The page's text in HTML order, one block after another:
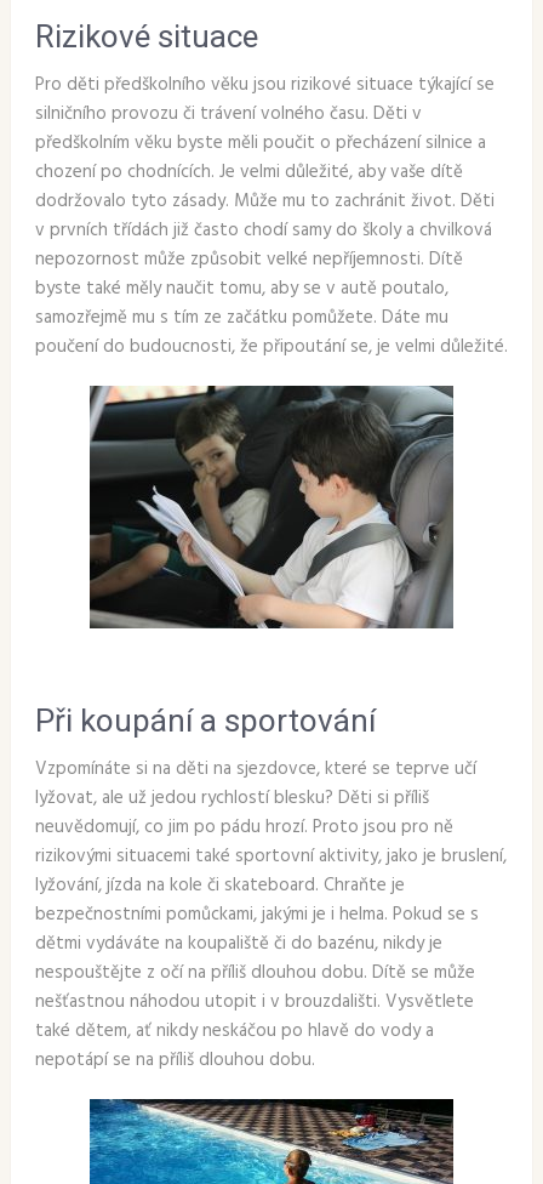
Rizikové situace
Pro děti předškolního věku jsou rizikové situace týkající se
silničního provozu či trávení volného času. Děti v
předškolním věku byste měli poučit o přecházení silnice a
chození po chodnících. Je velmi důležité, aby vaše dítě
dodržovalo tyto zásady. Může mu to zachránit život. Děti
v prvních třídách již často chodí samy do školy a chvilková
nepozornost může způsobit velké nepříjemnosti. Dítě
byste také měly naučit tomu, aby se v autě poutalo,
samozřejmě mu s tím ze začátku pomůžete. Dáte mu
poučení do budoucnosti, že připoutání se, je velmi důležité.
Při koupání a sportování
Vzpomínáte si na děti na sjezdovce, které se teprve učí
lyžovat, ale už jedou rychlostí blesku? Děti si příliš
neuvědomují, co jim po pádu hrozí. Proto jsou pro ně
rizikovými situacemi také sportovní aktivity, jako je bruslení,
lyžování, jízda na kole či skateboard. Chraňte je
bezpečnostními pomůckami, jakými je i helma. Pokud se s
dětmi vydáváte na koupaliště či do bazénu, nikdy je
nespouštějte z očí na příliš dlouhou dobu. Dítě se může
nešťastnou náhodou utopit i v brouzdališti. Vysvětlete
také dětem, ať nikdy neskáčou po hlavě do vody a
nepotápí se na příliš dlouhou dobu.